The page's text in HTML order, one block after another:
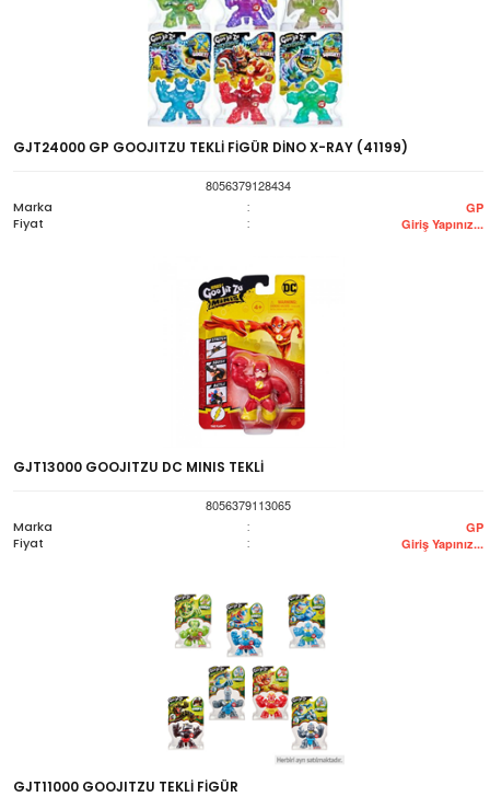
GJT24000 GP GOOJITZU TEKLİ FİGÜR DİNO X-RAY (41199)
8056379128434
Marka
: GP
Fiyat : Giriş Yapınız...
GJT13000 GOOJITZU DC MINIS TEKLİ
8056379113065
Marka
: GP
Fiyat : Giriş Yapınız...
GJT11000 GOOJITZU TEKLİ FİGÜR